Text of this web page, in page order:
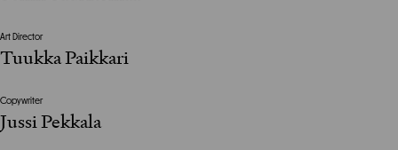
Art Director
Tuukka Paikkari
Copywriter
Jussi Pekkala